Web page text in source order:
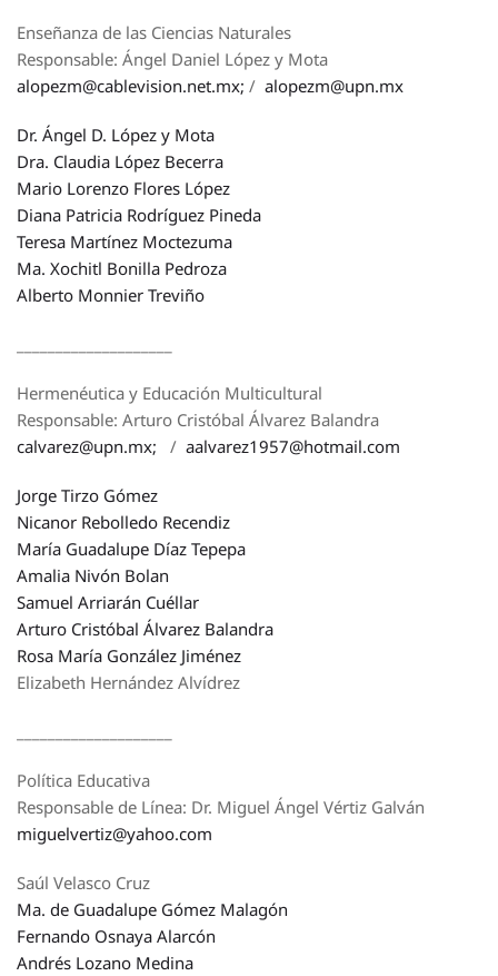
Enseñanza de las Ciencias Naturales
Responsable: Ángel Daniel López y Mota
alopezm@cablevision.net.mx; / alopezm@upn.mx
Dr. Ángel D. López y Mota
Dra. Claudia López Becerra
Mario Lorenzo Flores López
Diana Patricia Rodríguez Pineda
Teresa Martínez Moctezuma
Ma. Xochitl Bonilla Pedroza
Alberto Monnier Treviño
Hermenéutica y Educación Multicultural
Responsable: Arturo Cristóbal Álvarez Balandra
calvarez@upn.mx; / aalvarez1957@hotmail.com
Jorge Tirzo Gómez
Nicanor Rebolledo Recendiz
María Guadalupe Díaz Tepepa
Amalia Nivón Bolan
Samuel Arriarán Cuéllar
Arturo Cristóbal Álvarez Balandra
Rosa María González Jiménez
Elizabeth Hernández Alvídrez
Política Educativa
Responsable de Línea: Dr. Miguel Ángel Vértiz Galván
miguelvertiz@yahoo.com
Saúl Velasco Cruz
Ma. de Guadalupe Gómez Malagón
Fernando Osnaya Alarcón
Andrés Lozano Medina